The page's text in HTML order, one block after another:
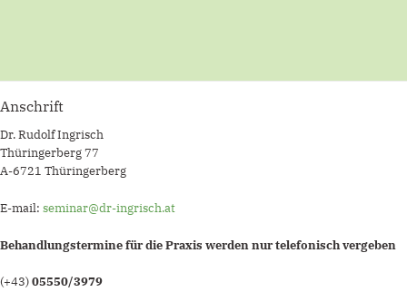
Anschrift
Dr. Rudolf Ingrisch
Thüringerberg 77
A-6721 Thüringerberg
E-mail: seminar@dr-ingrisch.at
Behandlungstermine für die Praxis werden nur telefonisch vergeben
(+43)05550/3979